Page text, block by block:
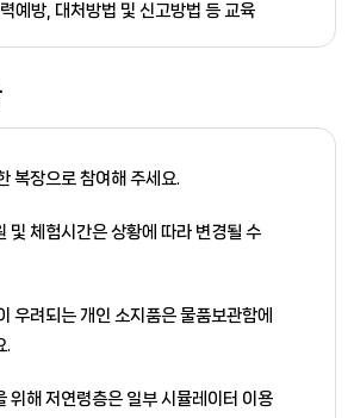
예방, 대처방법 및 신고방법 등 교육
복장으로 참여해 주세요.
및 체험시간은 상황에 따라 변경될 수
우려되는 개인 소지품은 물품보관함에
.
위해 저연령층은 일부 시뮬레이터 이용